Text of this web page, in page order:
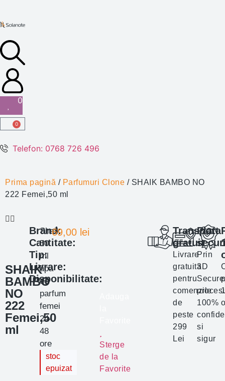
0
0
Telefon: 0768 726 496
Prima pagină / Parfumuri Clone / SHAIK BAMBO NO
222 Femei,50 ml
SHAIK
BAMBO
NO
222
Femei,50
ml
Brand:
Cantitate:
Tip:
Livrare:
Disponibilitate:
Shaik
50
ml
apa
de
parfum
femei
24-
48
ore
stoc
epuizat
69,00 lei
Sterge
de la
Favorite
Transport
gratuit
Livrare
gratuita
pentru
comenzile
de
peste
299
Lei
Plata
Prin
3D
100%
si
sigur